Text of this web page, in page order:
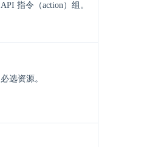
API 指令（action）组。
必选资源。